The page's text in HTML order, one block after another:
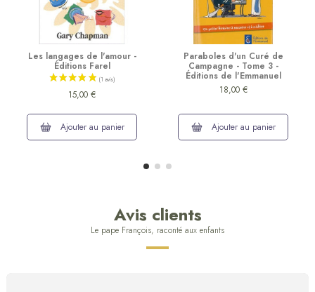
Les langages de l'amour -
Éditions Farel
15,00 €
Ajouter au panier
Paraboles d'un Curé de
Campagne - Tome 3 -
Éditions de l'Emmanuel
18,00 €
Ajouter au panier
Avis clients
Le pape François, raconté aux enfants